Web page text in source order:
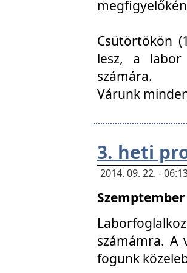
Csütörtökön
lesz, a labor
számára.
Várunk
3. heti
2014. 09. 22. -
számámra. A
fogunk